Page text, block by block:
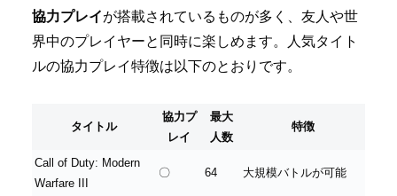
協力プレイが搭載されているものが多く、友人や世
界中のプレイヤーと同時に楽しめます。人気タイト
ルの協力プレイ特徴は以下のとおりです。
タイトル
協力プ
レイ
最大
人数
特徴
Call of Duty: Modern
Warfare III
〇 64 大規模バトルが可能